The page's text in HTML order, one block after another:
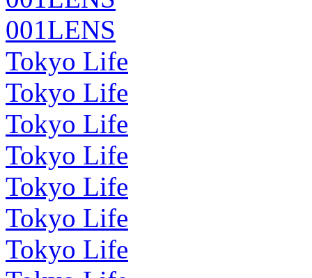
001LENS
Tokyo Life
Tokyo Life
Tokyo Life
Tokyo Life
Tokyo Life
Tokyo Life
Tokyo Life